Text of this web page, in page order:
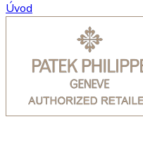
Úvod